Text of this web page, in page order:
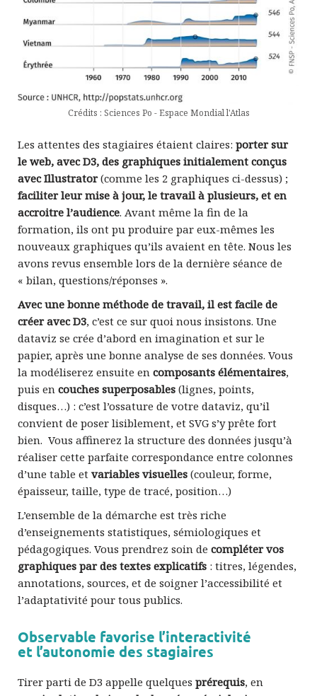
Crédits : Sciences Po - Espace Mondial l'Atlas
Les attentes des stagiaires étaient claires: porter sur
le web, avec D3, des graphiques initialement conçus
avec Illustrator(comme les 2 graphiques ci-dessus) ;
faciliter leur mise à jour, le travail à plusieurs, et en
accroitre l’audience. Avant même la fin de la
formation, ils ont pu produire par eux-mêmes les
nouveaux graphiques qu’ils avaient en tête. Nous les
avons revus ensemble lors de la dernière séance de
« bilan, questions/réponses ».
Avec une bonne méthode de travail, il est facile de
créer avec D3, c’est ce sur quoi nous insistons. Une
dataviz se crée d’abord en imagination et sur le
papier, après une bonne analyse de ses données. Vous
la modéliserez ensuite en composants élémentaires,
puis en couches superposables (lignes, points,
disques…) : c’est l’ossature de votre dataviz, qu’il
convient de poser lisiblement, et SVG s’y prête fort
bien. Vous affinerez la structure des données jusqu’à
réaliser cette parfaite correspondance entre colonnes
d’une table et variables visuelles (couleur, forme,
épaisseur, taille, type de tracé, position…)
L’ensemble de la démarche est très riche
d’enseignements statistiques, sémiologiques et
pédagogiques. Vous prendrez soin de compléter vos
graphiques par des textes explicatifs : titres, légendes,
annotations, sources, et de soigner l’accessibilité et
l’adaptativité pour tous publics.
Observable favorise l’interactivité
et l’autonomie des stagiaires
Tirer parti de D3 appelle quelques prérequis, en